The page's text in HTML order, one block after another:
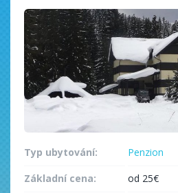
Typ ubytování:
Penzion
Základní cena:
od 25€